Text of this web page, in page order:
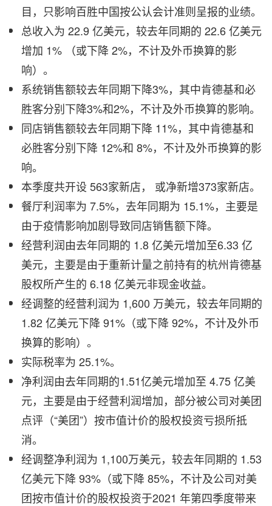
目，只影响百胜中国按公认会计准则呈报的业绩。
总收入为 22.9 亿美元，较去年同期的 22.6 亿美元
增加 1% （或下降 2%，不计及外币换算的影
响）。
系统销售额较去年同期下降3%，其中肯德基和必
胜客分别下降3%和2%，不计及外币换算的影响。
同店销售额较去年同期下降 11%，其中肯德基和
必胜客分别下降 12%和 8%，不计及外币换算的影
响。
本季度共开设 563家新店， 或净新增373家新店。
餐厅利润率为 7.5%，去年同期为 15.1%，主要是
由于疫情影响加剧导致同店销售额下降。
经营利润由去年同期的 1.8 亿美元增加至6.33 亿
美元，主要是由于重新计量之前持有的杭州肯德基
股权所产生的 6.18 亿美元非现金收益。
经调整的经营利润为 1,600 万美元，较去年同期的
1.82 亿美元下降 91%（或下降 92%，不计及外币
换算的影响）。
实际税率为 25.1%。
净利润由去年同期的1.51亿美元增加至 4.75 亿美
元，主要是由于经营利润增加，部分被公司对美团
点评（“美团”）按市值计价的股权投资亏损所抵
消。
经调整净利润为 1,100万美元，较去年同期的 1.53
亿美元下降 93%（或下降 85%，不计及公司对美
团按市值计价的股权投资于2021 年第四季度带来